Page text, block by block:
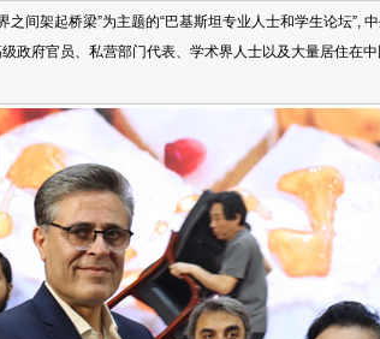
间架起桥梁”为主题的“巴基斯坦专业人士和学生论坛”,
政府官员、私营部门代表、学术界人士以及大量居住在